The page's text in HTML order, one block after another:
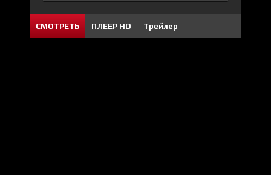
СМОТРЕТЬ ПЛЕЕР HD Трейлер